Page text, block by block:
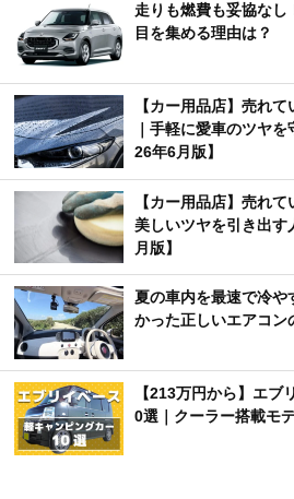
走りも燃費も妥協な
目を集める理由は？
【カー用品店】売れ
｜手軽に愛車のツヤ
26年6月版】
【カー用品店】売れ
美しいツヤを引き出
月版】
夏の車内を最速で冷
かった正しいエアコン
【213万円から】エブ
0選｜クーラー搭載モ